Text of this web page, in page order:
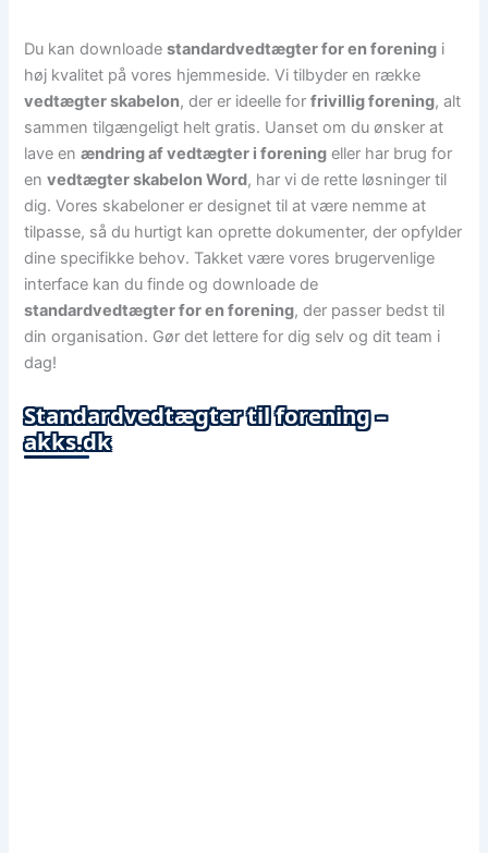
Du kan downloadestandardvedtægter for en forening i
høj kvalitet på vores hjemmeside. Vi tilbyder en række
vedtægter skabelon, der er ideelle forfrivillig forening, alt
sammen tilgængeligt helt gratis. Uanset om du ønsker at
lave enændring af vedtægter i forening eller har brug for
envedtægter skabelon Word, har vi de rette løsninger til
dig. Vores skabeloner er designet til at være nemme at
tilpasse, så du hurtigt kan oprette dokumenter, der opfylder
dine specifikke behov. Takket være vores brugervenlige
interface kan du finde og downloade de
standardvedtægter for en forening, der passer bedst til
din organisation. Gør det lettere for dig selv og dit team i
dag!
Standardvedtægter til forening –
akks.dk